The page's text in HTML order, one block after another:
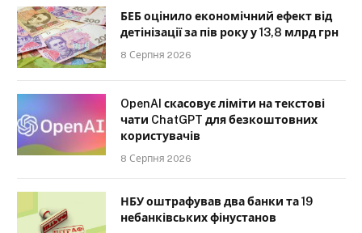
БЕБ оцінило економічний ефект від
детінізації за пів року у 13,8 млрд грн
8 Серпня 2026
OpenAI скасовує ліміти на текстові
чати ChatGPT для безкоштовних
користувачів
8 Серпня 2026
НБУ оштрафував два банки та 19
небанківських фінустанов